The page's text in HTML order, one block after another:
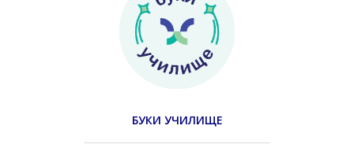
БУКИ УЧИЛИЩЕ